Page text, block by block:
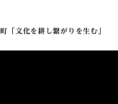
文化を耕し繋がりを生む」